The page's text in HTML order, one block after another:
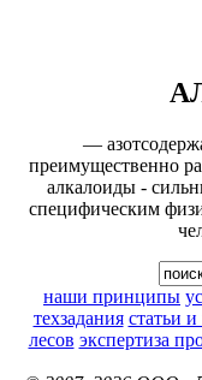
—
преимущественно
алкалоиды -
специфическим
наши принципы
техзадания статьи
лесов экспертиза